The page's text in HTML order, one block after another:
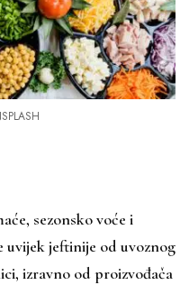
sezonsko voće i
uvijek jeftinije od uvoznog
izravno od proizvođača